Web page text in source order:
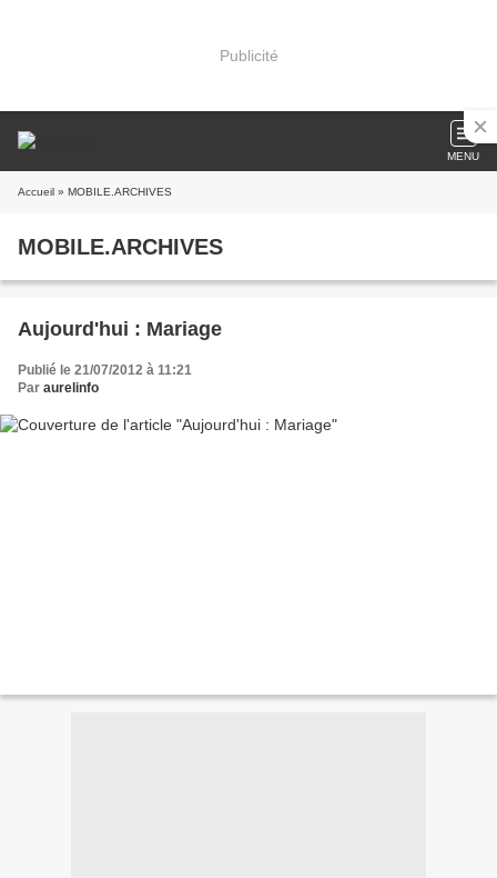
Publicité
MENU
Accueil » MOBILE.ARCHIVES
MOBILE.ARCHIVES
Aujourd'hui : Mariage
Publié le 21/07/2012 à 11:21
Par aurelinfo